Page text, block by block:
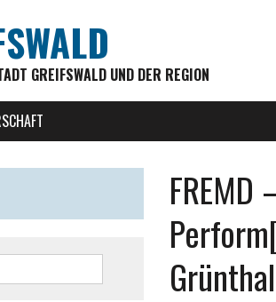
GREIFSWALD UND DER REGION